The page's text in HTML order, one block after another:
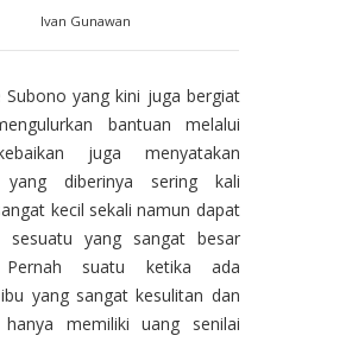
Ivan Gunawan
Subono yang kini juga bergiat
bantuan melalui
juga menyatakan
yang diberinya sering kali
kecil sekali namun dapat
sesuatu yang sangat besar
Pernah suatu ketika ada
yang sangat kesulitan dan
hanya memiliki uang senilai